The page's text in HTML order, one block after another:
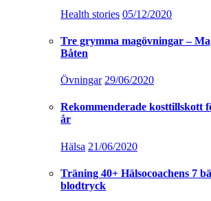
Health stories 05/12/2020
Tre grymma magövningar –
Båten
Övningar 29/06/2020
Rekommenderade kosttillskott
år
Hälsa 21/06/2020
Träning 40+ Hälsocoachens 7
blodtryck